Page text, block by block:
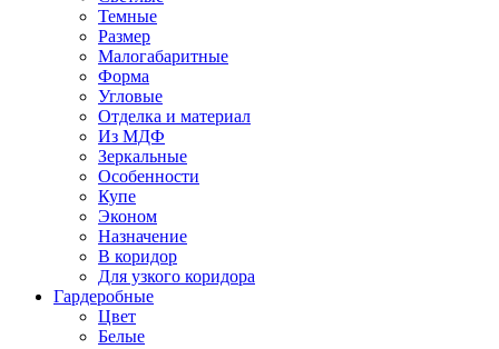
Темные
Размер
Малогабаритные
Форма
Угловые
Отделка и материал
Из МДФ
Зеркальные
Особенности
Купе
Эконом
Назначение
В коридор
Для узкого коридора
Гардеробные
Цвет
Белые